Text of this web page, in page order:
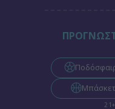
Μπάσκετ